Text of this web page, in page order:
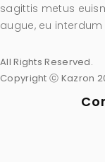
sagittis metus
augue, eu
All Rights Reserved.
Copyright ⓒ Kazron